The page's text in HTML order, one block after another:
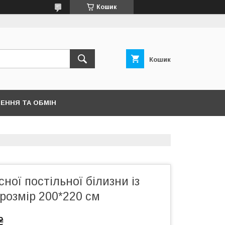
Кошик
Кошик
ТА ОБМІН
постільної білизни із
200*220 см